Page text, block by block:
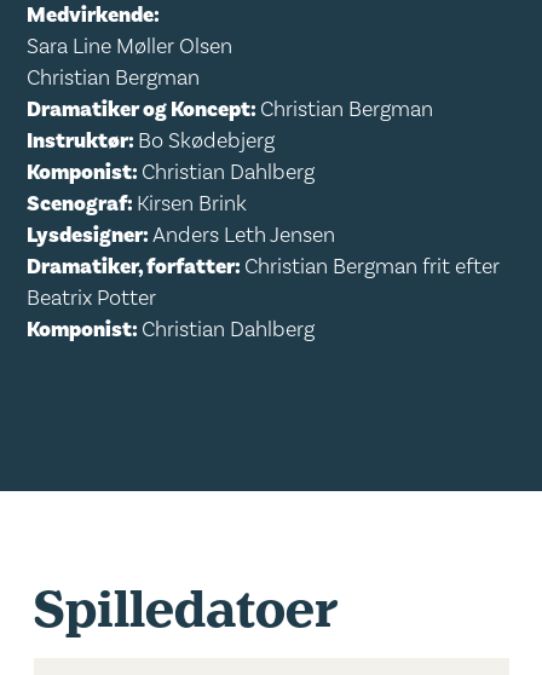
Medvirkende:
Sara Line Møller Olsen
Christian Bergman
Dramatiker og Koncept: Christian Bergman
Instruktør: Bo Skødebjerg
Komponist: Christian Dahlberg
Scenograf: Kirsen Brink
Lysdesigner:Anders Leth Jensen
Dramatiker, forfatter: Christian Bergman frit efter
Beatrix Potter
Komponist: Christian Dahlberg
Spilledatoer